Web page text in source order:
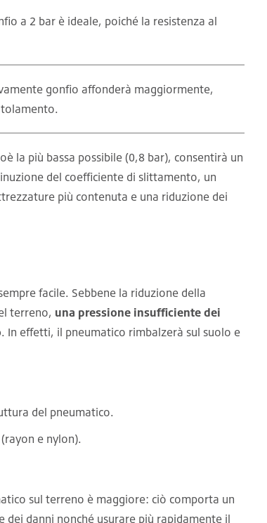
a 2 bar è ideale, poiché la resistenza al
gonfio affonderà maggiormente,
la più bassa possibile (0,8 bar), consentirà un
del coefficiente di slittamento, un
più contenuta e una riduzione dei
facile. Sebbene la riduzione della
terreno, una pressione insufficiente dei
. In effetti, il pneumatico rimbalzerà sul suolo e
del pneumatico.
e nylon).
sul terreno è maggiore: ciò comporta un
danni nonché usurare più rapidamente il